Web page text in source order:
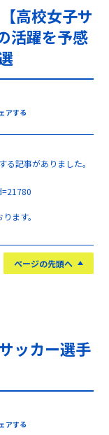
高校女子サ
活躍を予感
アする
記事がありました。
ます。
ページの先頭へ
ッカー選手
アする